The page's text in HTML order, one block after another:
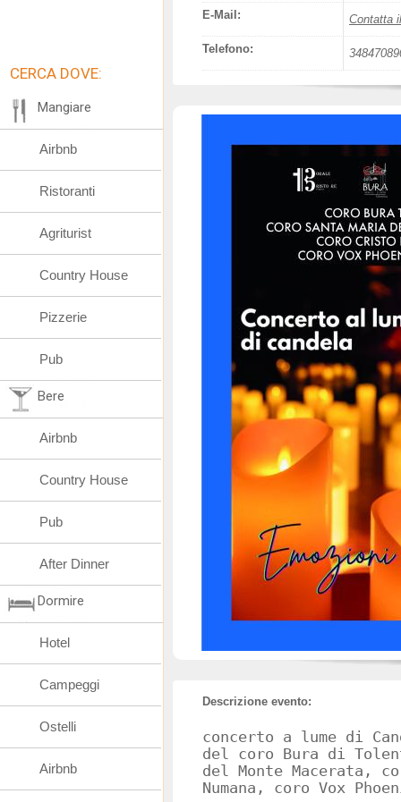
E-Mail: Contatta
Telefono:
Descrizione evento:
concerto a lume di
del coro Bura di
del Monte Macerata,
Numana, coro Vox
CERCA DOVE:
Mangiare
Airbnb
Ristoranti
Agriturist
Country House
Pizzerie
Pub
Bere
Airbnb
Country House
Pub
After Dinner
Dormire
Hotel
Campeggi
Ostelli
Airbnb